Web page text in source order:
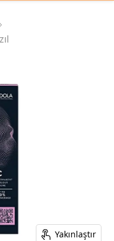
Yakınlaştır